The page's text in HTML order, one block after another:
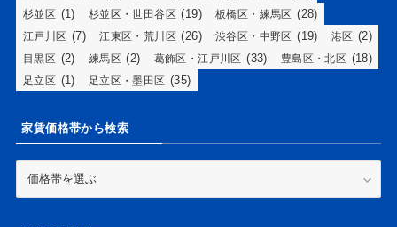
杉並区 (1) 杉並区・世田谷区 (19) 板橋区・練馬区 (28)
江戸川区 (7) 江東区・荒川区 (26) 渋谷区・中野区 (19) 港区 (2)
目黒区 (2) 練馬区 (2) 葛飾区・江戸川区 (33) 豊島区・北区 (18)
足立区 (1) 足立区・墨田区 (35)
家賃価格帯から検索